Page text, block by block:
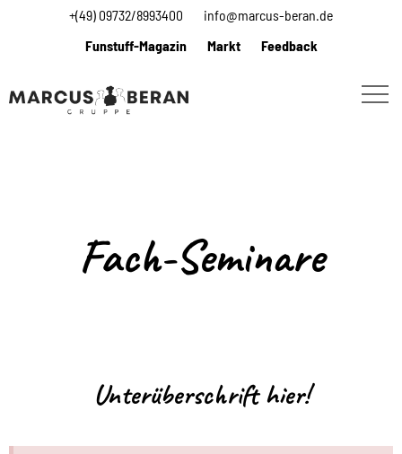
+(49) 09732/8993400
info@marcus-beran.de
Funstuff-Magazin
Markt Feedback
Fach-Seminare
Unterüberschrift hier!